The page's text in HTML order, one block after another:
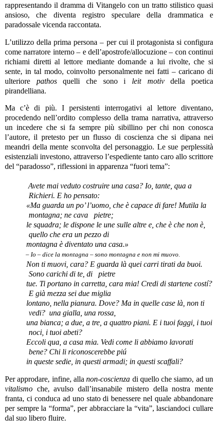
rappresentando il dramma di Vitangelo con un tratto stilistico quasi
ansioso, che diventa registro speculare della drammatica e
paradossale vicenda raccontata.
L’utilizzo della prima persona – per cui il protagonista si configura
come narratore interno – e dell’apostrofe/allocuzione – con continui
richiami diretti al lettore mediante domande a lui rivolte, che si
sente, in tal modo, coinvolto personalmente nei fatti – caricano di
ulteriore pathosquelli che sono i leit motivdella poetica
pirandelliana.
Ma c’è di più. I persistenti interrogativi al lettore diventano,
procedendo nell’ordito complesso della trama narrativa, attraverso
un incedere che si fa sempre più sibillino per chi non conosca
l’autore, il pretesto per un flusso di coscienza che si dipana nei
meandri della mente sconvolta del personaggio. Le sue perplessità
esistenziali investono, attraverso l’espediente tanto caro allo scrittore
del “paradosso”, riflessioni in apparenza “fuori tema”:
Avete mai veduto costruire una casa? Io, tante, qua a
Richieri. E ho pensato:
«Ma guarda un po’ l’uomo, che è capace di fare! Mutila la
montagna; ne cava
pietre;
le squadra; le dispone le une sulle altre e, che è che non è,
quello che era un pezzo di
montagna è diventato una casa.»
– Io – dice la montagna – sono montagna e non mi muovo.
Non ti muovi, cara? E guarda là quei carri tirati da buoi.
Sono carichi di te, di
pietre
tue. Ti portano in carretta, cara mia! Credi di startene costí?
E già mezza sei due miglia
lontano, nella pianura. Dove? Ma in quelle case là, non ti
vedi? una gialla, una rossa,
una bianca; a due, a tre, a quattro piani. E i tuoi faggi, i tuoi
noci, i tuoi abeti?
Eccoli qua, a casa mia. Vedi come li abbiamo lavorati
bene? Chi li riconoscerebbe piú
in queste sedie, in questi armadi; in questi scaffali?
Per approdare, infine, allanon-coscienza di quello che siamo, ad un
vitalismo che, avulso dall’insanabile mistero della nostra mente
franta, ci conduca ad uno stato di benessere nel quale abbandonare
per sempre la “forma”, per abbracciare la “vita”, lasciandoci cullare
dal suo libero fluire.